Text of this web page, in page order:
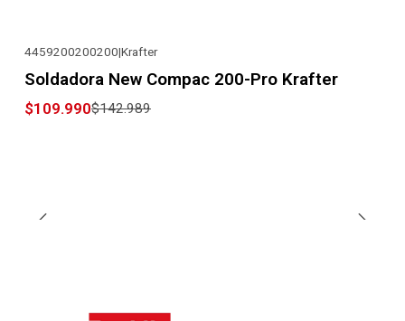
4459200200200|Krafter
Soldadora New Compac 200-Pro Krafter
$109.990$142.989